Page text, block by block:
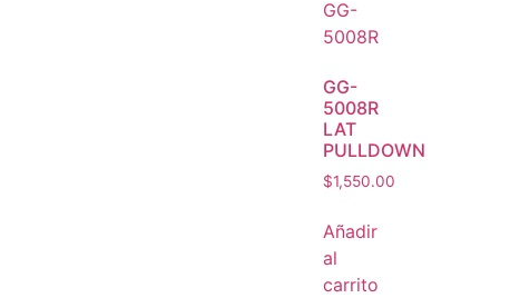
GG-
5008R
LAT
PULLDOWN
$1,550.00
Añadir
al
carrito